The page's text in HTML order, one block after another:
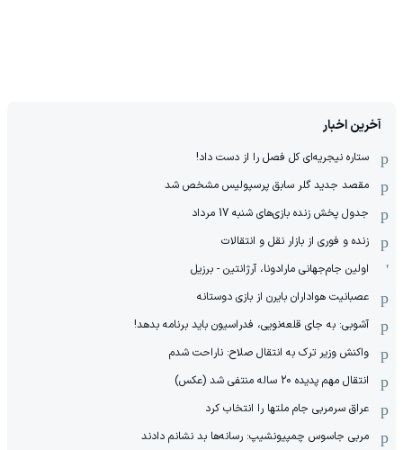
آخرین اخبار
ستاره نیجریه‌ای کل فصل را از دست داد!
مقصد جدید گلر سابق پرسپولیس مشخص شد
جدول پخش زنده بازی‌های شنبه 17 مرداد
زنده و فوری از بازار نقل و انتقالات
اولین جام‌جهانی مارادونا، آرژانتین - برزیل
عصبانیت هواداران بایرن از بازی دوستانه
آشوبی: به جای قلعه‌نویی، فدراسیون باید برنامه بدهد!
واکنش وزیر ترک به انتقال صلاح: ناراحت شدم
انتقال مهم پدیده 20 ساله منتفی شد (عکس)
عراق سرمربی جام ملتها را انتخاب کرد
مربی جاسوس چمپیونشیپ: رسانه‌ها بد نشانم دادند